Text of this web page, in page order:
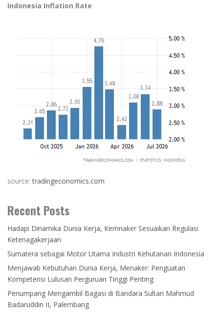
Indonesia Inflation Rate
source:tradingeconomics.com
Recent Posts
Hadapi Dinamika Dunia Kerja, Kemnaker Sesuaikan Regulasi
Ketenagakerjaan
Sumatera sebagai Motor Utama Industri Kehutanan Indonesia
Menjawab Kebutuhan Dunia Kerja, Menaker: Penguatan
Kompetensi Lulusan Perguruan Tinggi Penting
Penumpang Mengambil Bagasi di Bandara Sultan Mahmud
Badaruddin II, Palembang